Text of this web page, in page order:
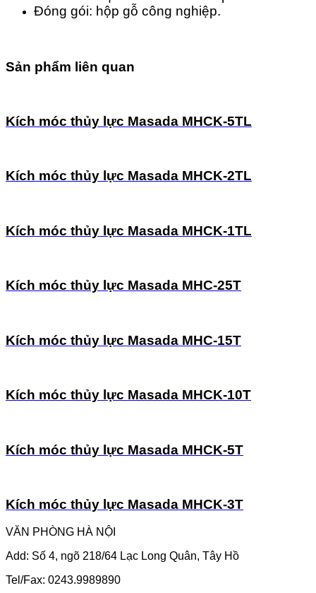
Đóng gói: hộp gỗ công nghiệp.
Sản phẩm liên quan
Kích móc thủy lực Masada MHCK-5TL
Kích móc thủy lực Masada MHCK-2TL
Kích móc thủy lực Masada MHCK-1TL
Kích móc thủy lực Masada MHC-25T
Kích móc thủy lực Masada MHC-15T
Kích móc thủy lực Masada MHCK-10T
Kích móc thủy lực Masada MHCK-5T
Kích móc thủy lực Masada MHCK-3T
VĂN PHÒNG HÀ NỘI
Add: Số 4, ngõ 218/64 Lạc Long Quân, Tây Hồ
Tel/Fax: 0243.9989890